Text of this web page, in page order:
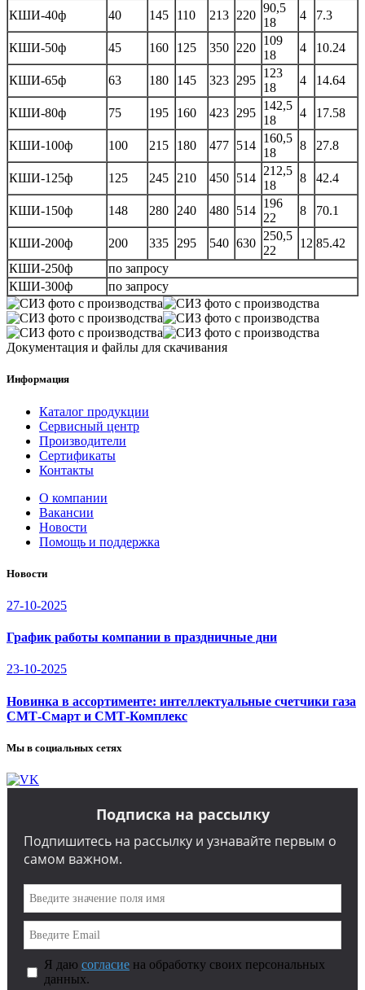
КШИ-40ф 40 145 110 213 220
90,5
18
4 7.3
КШИ-50ф 45 160 125 350 220
109
18
4 10.24
КШИ-65ф 63 180 145 323 295
123
18
4 14.64
КШИ-80ф 75 195 160 423 295
142,5
18
4 17.58
КШИ-100ф 100 215 180 477 514
160,5
18
8 27.8
КШИ-125ф 125 245 210 450 514
212,5
18
8 42.4
КШИ-150ф 148 280 240 480 514
196
22
8 70.1
КШИ-200ф 200 335 295 540 630
250,5
22
12 85.42
КШИ-250ф
по запросу
КШИ-300ф
по запросу
Документация и файлы для скачивания
Информация
Каталог продукции
Сервисный центр
Производители
Сертификаты
Контакты
О компании
Вакансии
Новости
Помощь и поддержка
Новости
27-10-2025
График работы компании в праздничные дни
23-10-2025
Новинка в ассортименте: интеллектуальные счетчики газа
СМТ-Смарт и СМТ-Комплекс
Мы в социальных сетях
Подписка на рассылку
Подпишитесь на рассылку и узнавайте первым о
самом важном.
Я даю согласие на обработку своих персональных
данных.